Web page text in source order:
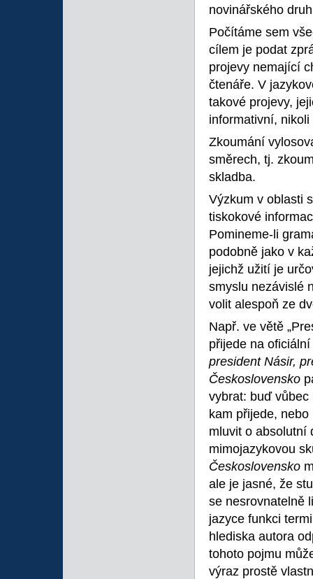
novinářského
Počítáme sem
cílem je podat
projevy nemající
čtenáře. V
takové projevy,
informativní,
Zkoumání
směrech, tj.
skladba.
Výzkum v oblasti
tiskokové
Pomineme-li
podobně jako v
jejichž užití je
smyslu nezávislé
volit alespoň ze
Např. ve větě
přijede na
president Násir,
Československo
vybrat: buď
kam přijede,
mluvit o absolutní
mimojazykovou
Československo
ale je jasné, že
se nesrovnatelně
jazyce funkci
hlediska autora
tohoto pojmu
výraz prostě